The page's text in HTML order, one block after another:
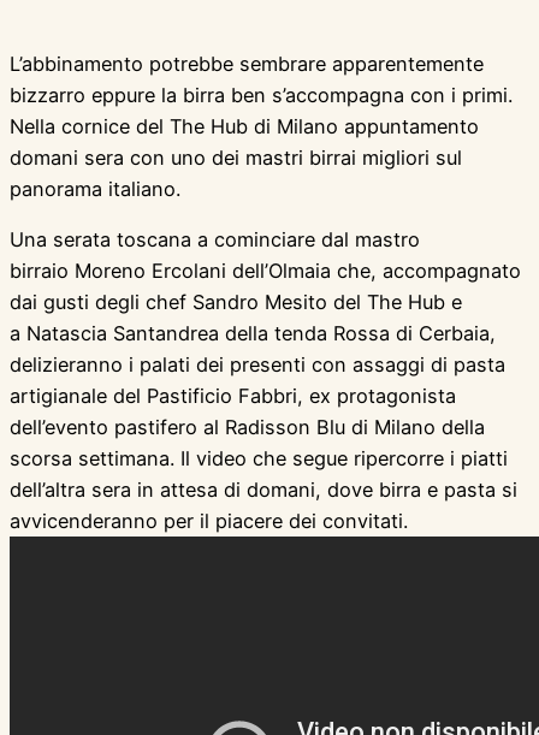
L’abbinamento potrebbe sembrare apparentemente
bizzarro eppure la birra ben s’accompagna con i primi.
Nella cornice del The Hub di Milano appuntamento
domani sera con uno dei mastri birrai migliori sul
panorama italiano.
Una serata toscana a cominciare dal mastro
birraio Moreno Ercolani dell’Olmaia che, accompagnato
dai gusti degli chef Sandro Mesito del The Hub e
a Natascia Santandrea della tenda Rossa di Cerbaia,
delizieranno i palati dei presenti con assaggi di pasta
artigianale del Pastificio Fabbri, ex protagonista
dell’evento pastifero al Radisson Blu di Milano della
scorsa settimana. Il video che segue ripercorre i piatti
dell’altra sera in attesa di domani, dove birra e pasta si
avvicenderanno per il piacere dei convitati.